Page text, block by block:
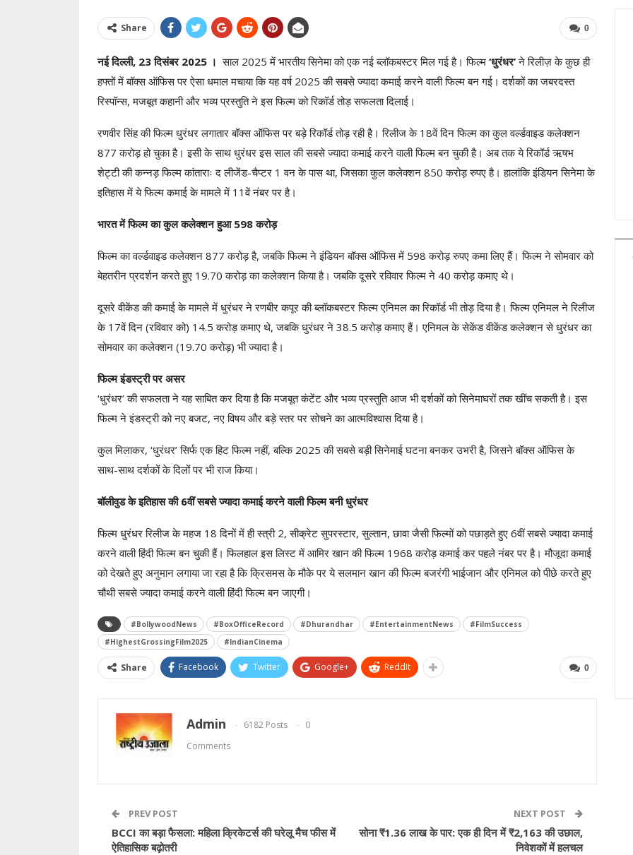
0
Share
नई दिल्ली, 23 दिसंबर 2025 ।साल 2025 में भारतीय सिनेमा को एक नई ब्लॉकबस्टर मिल गई है। फिल्म ‘धुरंधर’ने रिलीज़ के कुछ ही
हफ्तों में बॉक्स ऑफिस पर ऐसा धमाल मचाया कि यह वर्ष 2025 की सबसे ज्यादा कमाई करने वाली फिल्म बन गई। दर्शकों का जबरदस्त
रिस्पॉन्स, मजबूत कहानी और भव्य प्रस्तुति ने इस फिल्म को रिकॉर्ड तोड़ सफलता दिलाई।
रणवीर सिंह की फिल्म धुरंधर लगातार बॉक्स ऑफिस पर बड़े रिकॉर्ड तोड़ रही है। रिलीज के 18वें दिन फिल्म का कुल वर्ल्डवाइड कलेक्शन
877 करोड़ हो चुका है। इसी के साथ धुरंधर इस साल की सबसे ज्यादा कमाई करने वाली फिल्म बन चुकी है। अब तक ये रिकॉर्ड ऋषभ
शेट्टी की कन्नड़ फिल्म कांताराः द लीजेंड-चैप्टर 1 वन के पास था, जिसका कुल कलेक्शन 850 करोड़ रुपए है। हालांकि इंडियन सिनेमा के
इतिहास में ये फिल्म कमाई के मामले में 11वें नंबर पर है।
भारत में फिल्म का कुल कलेक्शन हुआ 598 करोड़
फिल्म का वर्ल्डवाइड कलेक्शन 877 करोड़ है, जबकि फिल्म ने इंडियन बॉक्स ऑफिस में 598 करोड़ रुपए कमा लिए हैं। फिल्म ने सोमवार को
बेहतरीन प्रदर्शन करते हुए 19.70 करोड़ का कलेक्शन किया है। जबकि दूसरे रविवार फिल्म ने 40 करोड़ कमाए थे।
दूसरे वीकेंड की कमाई के मामले में धुरंधर ने रणबीर कपूर की ब्लॉकबस्टर फिल्म एनिमल का रिकॉर्ड भी तोड़ दिया है। फिल्म एनिमल ने रिलीज
के 17वें दिन (रविवार को) 14.5 करोड़ कमाए थे, जबकि धुरंधर ने 38.5 करोड़ कमाए हैं। एनिमल के सेकेंड वीकेंड कलेक्शन से धुरंधर का
सोमवार का कलेक्शन (19.70 करोड़) भी ज्यादा है।
फिल्म इंडस्ट्री पर असर
‘धुरंधर’ की सफलता ने यह साबित कर दिया है कि मजबूत कंटेंट और भव्य प्रस्तुति आज भी दर्शकों को सिनेमाघरों तक खींच सकती है। इस
फिल्म ने इंडस्ट्री को नए बजट, नए विषय और बड़े स्तर पर सोचने का आत्मविश्वास दिया है।
कुल मिलाकर, ‘धुरंधर’ सिर्फ एक हिट फिल्म नहीं, बल्कि 2025 की सबसे बड़ी सिनेमाई घटना बनकर उभरी है, जिसने बॉक्स ऑफिस के
साथ-साथ दर्शकों के दिलों पर भी राज किया।
बॉलीवुड के इतिहास की 6वीं सबसे ज्यादा कमाई करने वाली फिल्म बनी धुरंधर
फिल्म धुरंधर रिलीज के महज 18 दिनों में ही स्त्री 2, सीक्रेट सुपरस्टार, सुल्तान, छावा जैसी फिल्मों को पछाड़ते हुए 6वीं सबसे ज्यादा कमाई
करने वाली हिंदी फिल्म बन चुकी हैं। फिलहाल इस लिस्ट में आमिर खान की फिल्म 1968 करोड़ कमाई कर पहले नंबर पर है। मौजूदा कमाई
को देखते हुए अनुमान लगाया जा रहा है कि क्रिसमस के मौके पर ये सलमान खान की फिल्म बजरंगी भाईजान और एनिमल को पीछे करते हुए
चौथी सबसे ज्यादा कमाई करने वाली हिंदी फिल्म बन जाएगी।
#BollywoodNews #BoxOfficeRecord #Dhurandhar #EntertainmentNews
#FilmSuccess
#HighestGrossingFilm2025
#IndianCinema
0
Share Facebook Twitter Google+ ReddIt
Admin 6182 Posts
0
Comments
PREV POST
BCCI का बड़ा फैसला: महिला क्रिकेटर्स की घरेलू मैच फीस में
ऐतिहासिक बढ़ोतरी
NEXT POST
सोना ₹1.36 लाख के पार: एक ही दिन में ₹2,163 की उछाल,
निवेशकों में हलचल